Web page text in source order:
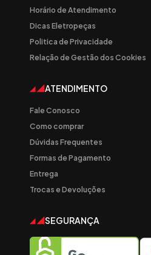
Horário de Atendimento
Dicas Eletropeças
Politica de Privacidade
Relação de Gestão dos Cookies
ATENDIMENTO
Fale Conosco
Como comprar
Dúvidas Frequentes
Formas de Pagamento
Entrega
Trocas e Devoluções
SEGURANÇA